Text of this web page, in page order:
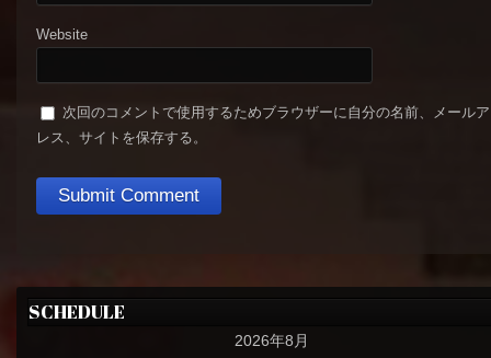
Website
次回のコメントで使用するためブラウザーに自分の名前、メール
レス、サイトを保存する。
SCHEDULE
2026年8月